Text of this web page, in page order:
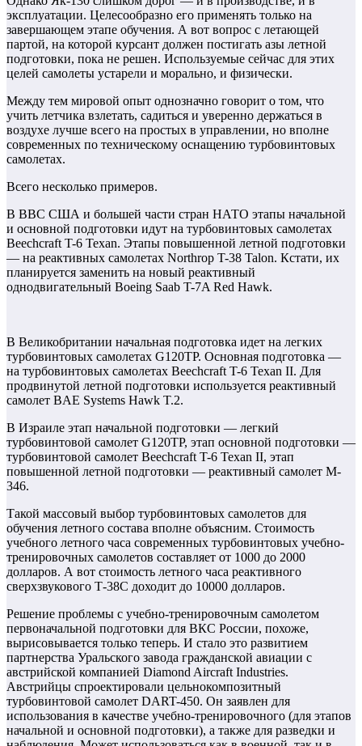
эксплуатации. Целесообразно его применять только на
завершающем этапе обучения. А вот вопрос с летающей
партой, на которой курсант должен постигать азы летной
подготовки, пока не решен. Используемые сейчас для этих
целей самолеты устарели и морально, и физически.
Между тем мировой опыт однозначно говорит о том, что
учить летчика взлетать, садиться и уверенно держаться в
воздухе лучше всего на простых в управлении, но вполне
современных по техническому оснащению турбовинтовых
самолетах.
Всего несколько примеров.
В ВВС США и большей части стран НАТО этапы начальной
и основной подготовки идут на турбовинтовых самолетах
Beechcraft T-6 Texan. Этапы повышенной летной подготовки
— на реактивных самолетах Northrop T-38 Talon. Кстати, их
планируется заменить на новый реактивный
однодвигательный Boeing Saab T-7A Red Hawk.
В Великобритании начальная подготовка идет на легких
турбовинтовых самолетах G120TP. Основная подготовка —
на турбовинтовых самолетах Beechcraft T-6 Texan II. Для
продвинутой летной подготовки используется реактивный
самолет BAE Systems Hawk T.2.
В Израиле этап начальной подготовки — легкий
турбовинтовой самолет G120TP, этап основной подготовки —
турбовинтовой самолет Beechcraft T-6 Texan II, этап
повышенной летной подготовки — реактивный самолет M-
346.
Такой массовый выбор турбовинтовых самолетов для
обучения летного состава вполне объясним. Стоимость
учебного летного часа современных турбовинтовых учебно-
тренировочных самолетов составляет от 1000 до 2000
долларов. А вот стоимость летного часа реактивного
сверхзвукового Т-38С доходит до 10000 долларов.
Решение проблемы с учебно-тренировочным самолетом
первоначальной подготовки для ВКС России, похоже,
вырисовывается только теперь. И стало это развитием
партнерства Уральского завода гражданской авиации с
австрийской компанией Diamond Aircraft Industries.
Австрийцы спроектировали цельнокомпозитный
турбовинтовой самолет DART-450. Он заявлен для
использования в качестве учебно-тренировочного (для этапов
начальной и основной подготовки), а также для разведки и